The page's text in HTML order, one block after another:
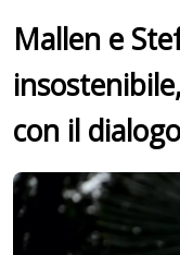
Mallen e
con il dialogo